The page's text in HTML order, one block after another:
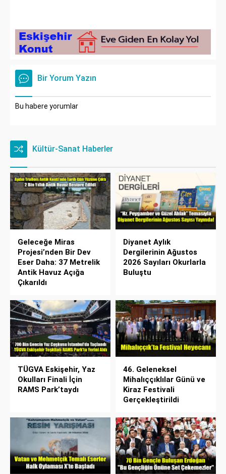
Bir Yorum Yazın
Bu habere yorumlar
Kültür-Sanat Haberler
Geleceğe Miras
Projesi’nden Bir Dev
Eser Daha: 37 Metrelik
Antik Havuz Açığa
Çıkarıldı
Diyanet Aylık
Dergilerinin Ağustos
2026 Sayıları Okurlarla
Buluştu
TÜGVA Eskişehir, Yaz
Okulları Finali İçin
RAMS Park’taydı
46. Geleneksel
Mihalıççıklılar Günü ve
Kiraz Festivali
Gerçekleştirildi